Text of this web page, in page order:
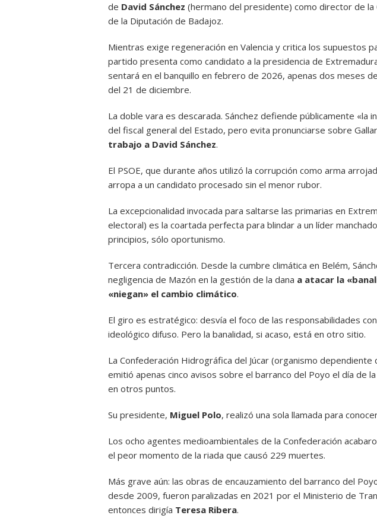
de David Sánchez (hermano del presidente) como director de la
de la Diputación de Badajoz.
Mientras exige regeneración en Valencia y critica los supuestos
partido presenta como candidato a la presidencia de
sentará en el banquillo en febrero de 2026, apenas dos meses
del 21 de diciembre.
La doble vara es descarada. Sánchez defiende públicamente «la
del fiscal general del Estado, pero evita pronunciarse sobre
trabajo a David Sánchez.
El PSOE, que durante años utilizó la corrupción como arma
arropa a un candidato procesado sin el menor rubor.
La excepcionalidad invocada para saltarse las primarias en
electoral) es la coartada perfecta para blindar a un líder
principios, sólo oportunismo.
Tercera contradicción. Desde la cumbre climática en Belém,
negligencia de Mazón en la gestión de la dana a atacar la
«niegan» el cambio climático.
El giro es estratégico: desvía el foco de las responsabilidades
ideológico difuso. Pero la banalidad, si acaso, está en otro sitio.
La Confederación Hidrográfica del Júcar (organismo dependiente
emitió apenas cinco avisos sobre el barranco del Poyo el día de
en otros puntos.
Su presidente, Miguel Polo, realizó una sola llamada para
Los ocho agentes medioambientales de la Confederación
el peor momento de la riada que causó 229 muertes.
Más grave aún: las obras de encauzamiento del barranco del
desde 2009, fueron paralizadas en 2021 por el Ministerio de
entonces dirigía Teresa Ribera.